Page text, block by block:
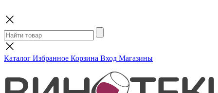
Каталог Избранное Корзина Вход Магазины